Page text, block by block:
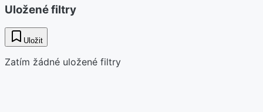
Uložené filtry
Uložit
Zatím žádné uložené filtry